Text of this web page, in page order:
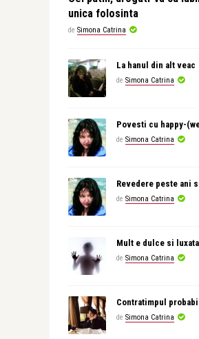
unica folosinta
de Simona Catrina
La hanul din alt veac
de Simona Catrina
Povesti cu happy-
de Simona Catrina
Revedere peste ani
de Simona Catrina
Mult e dulce si luxata
de Simona Catrina
Contratimpul probabil
de Simona Catrina